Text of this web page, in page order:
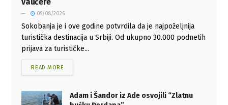
09/08/2026
Sokobanja je i ove godine potvrdila da je najpoželjnija
turistička destinacija u Srbiji. Od ukupno 30.000 podnetih
prijava za turističke...
READ MORE
Adam i Šandor iz Ade osvojili “Zlatnu